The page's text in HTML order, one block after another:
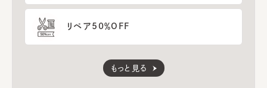
リペア50％OFF
もっと見る